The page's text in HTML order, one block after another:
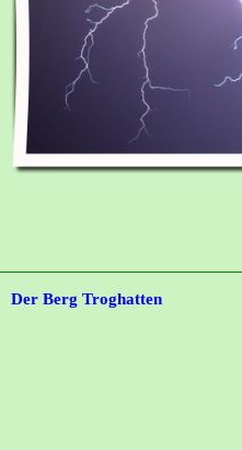
Der Berg Troghatten